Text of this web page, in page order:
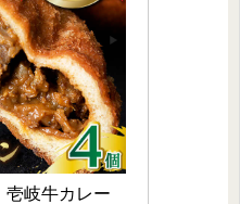
壱岐牛カレー